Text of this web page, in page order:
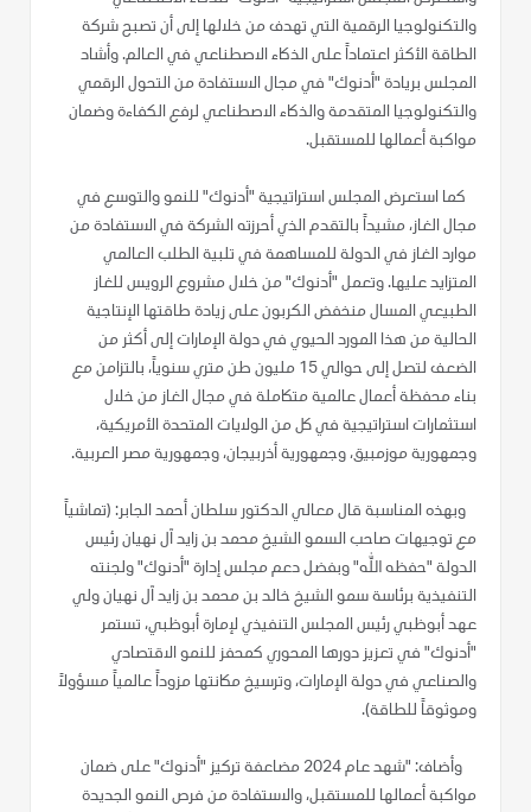
والتكنولوجيا الرقمية التي تهدف من خلالها إلى أن تصبح شركة
الطاقة الأكثر اعتماداً على الذكاء الاصطناعي في العالم. وأشاد
المجلس بريادة "أدنوك" في مجال الاستفادة من التحول الرقمي
والتكنولوجيا المتقدمة والذكاء الاصطناعي لرفع الكفاءة وضمان
مواكبة أعمالها للمستقبل.
كما استعرض المجلس استراتيجية "أدنوك" للنمو والتوسع في
مجال الغاز، مشيداً بالتقدم الذي أحرزته الشركة في الاستفادة من
موارد الغاز في الدولة للمساهمة في تلبية الطلب العالمي
المتزايد عليها. وتعمل "أدنوك" من خلال مشروع الرويس للغاز
الطبيعي المسال منخفض الكربون على زيادة طاقتها الإنتاجية
الحالية من هذا المورد الحيوي في دولة الإمارات إلى أكثر من
الضعف لتصل إلى حوالي 15 مليون طن متري سنوياً، بالتزامن مع
بناء محفظة أعمال عالمية متكاملة في مجال الغاز من خلال
استثمارات استراتيجية في كل من الولايات المتحدة الأمريكية،
وجمهورية موزمبيق، وجمهورية أذربيجان، وجمهورية مصر العربية.
وبهذه المناسبة قال معالي الدكتور سلطان أحمد الجابر: (تماشياً
مع توجيهات صاحب السمو الشيخ محمد بن زايد آل نهيان رئيس
الدولة "حفظه الله" وبفضل دعم مجلس إدارة "أدنوك" ولجنته
التنفيذية برئاسة سمو الشيخ خالد بن محمد بن زايد آل نهيان ولي
عهد أبوظبي رئيس المجلس التنفيذي لإمارة أبوظبي، تستمر
"أدنوك" في تعزيز دورها المحوري كمحفز للنمو الاقتصادي
والصناعي في دولة الإمارات، وترسيخ مكانتها مزوداً عالمياً مسؤولاً
وموثوقاً للطاقة).
وأضاف: "شهد عام 2024 مضاعفة تركيز "أدنوك" على ضمان
مواكبة أعمالها للمستقبل، والاستفادة من فرص النمو الجديدة